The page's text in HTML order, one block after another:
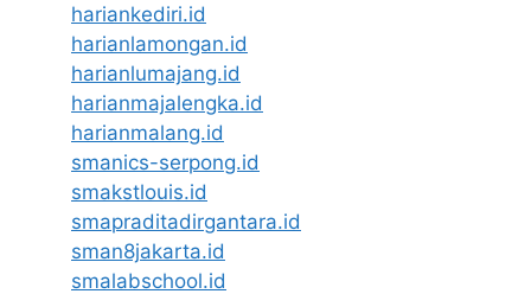
hariankediri.id
harianlamongan.id
harianlumajang.id
harianmajalengka.id
harianmalang.id
smanics-serpong.id
smakstlouis.id
smapraditadirgantara.id
sman8jakarta.id
smalabschool.id